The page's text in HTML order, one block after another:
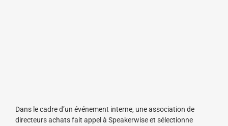
Dans le cadre d’un événement interne, une association de
directeurs achats fait appel à Speakerwise et sélectionne